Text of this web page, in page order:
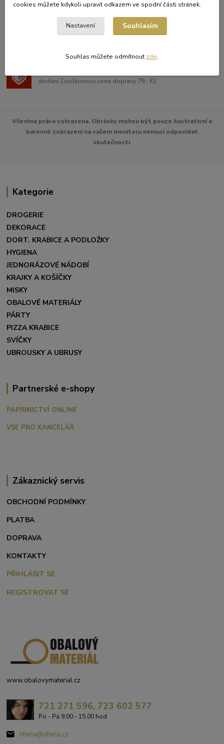
Kamenná prodejna vyzvednutí objednávky
doprava ZDARMA při nákupu nad 3.000,- Kč
dodání Zásilkovnou cena dopravy 79,- Kč
Všechna práva vyhrazena. Obrázky mohou být pouze ilustrativní a
barevné zobrazení na vašem monitoru nemusí odpovídat
skutečnosti.
Kategorie
DROGERIE
DEKORACE
DORT. KRABICE A PODLOŽKY
HYGIENA
JEDNORÁZOVÉ NÁDOBÍ
KRAJKY A KOŠÍČKY
MISKY
OBALOVÉ MATERIÁLY
PÁRTY
PIZZA KRABICE
SVÍČKY
UBROUSKY A UBRUSY
Partnerské e-shopy
PAPÍRNICTVÍ ONLINE
VŠE PRO KANCELÁŘ
Zákaznický servis
OBCHODNÍ PODMÍNKY
PLATBA
DOPRAVA
KONTAKTY
PŘIHLÁSIT SE
REGISTROVAT SE
www.obalovymaterial.cz
721 271 596, 723 602 577
Po - Pá 9,00 - 15,00 hod
oferta@oferta.cz
cookies můžete kdykoli upravit odkazem ve spodní části stránek.
Nastavení Souhlasím
Souhlas můžete odmítnout zde.